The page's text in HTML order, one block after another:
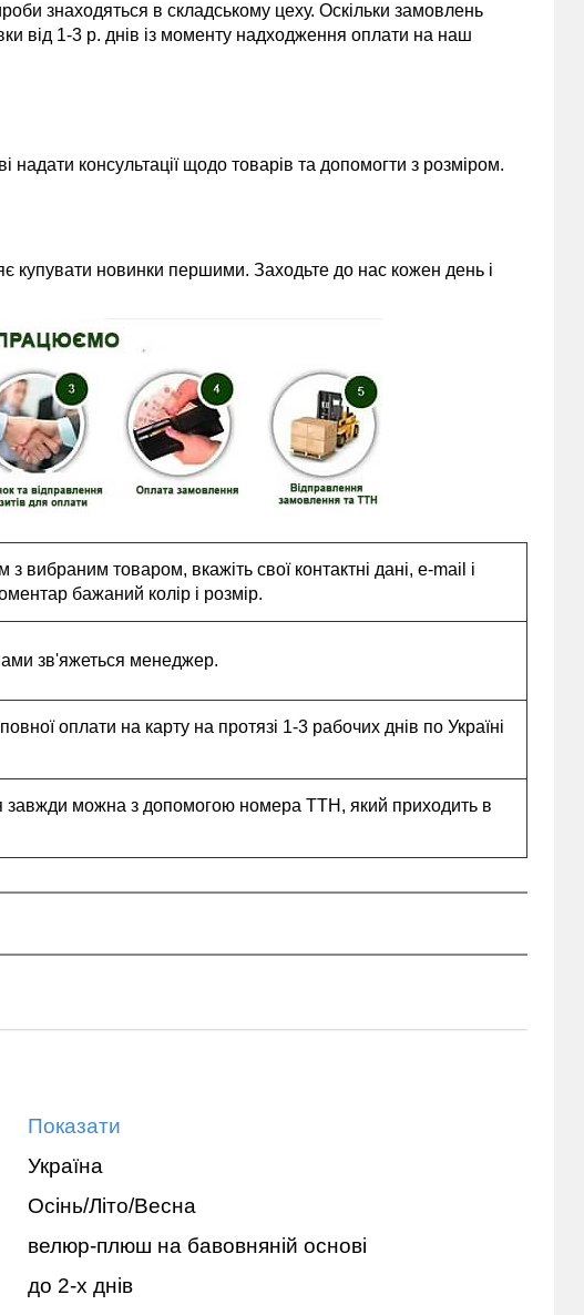
знаходяться в складському цеху. Оскільки замовлень
від 1-3 р. днів із моменту надходження оплати на наш
консультації щодо товарів та допомогти з розміром.
новинки першими. Заходьте до нас кожен день і
вибраним товаром, вкажіть свої контактні дані, e-mail і
бажаний колір і розмір.
зв'яжеться менеджер.
оплати на карту на протязі 1-3 рабочих днів по Україні
завжди можна з допомогою номера ТТН, який приходить в
Показати
Україна
Осінь/Літо/Весна
велюр-плюш на бавовняній основі
до 2-х днів